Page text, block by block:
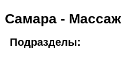
Самара - Массаж
Подразделы: